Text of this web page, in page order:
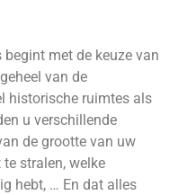
met de keuze van
van de
historische ruimtes als
u verschillende
de grootte van uw
stralen, welke
hebt, … En dat alles